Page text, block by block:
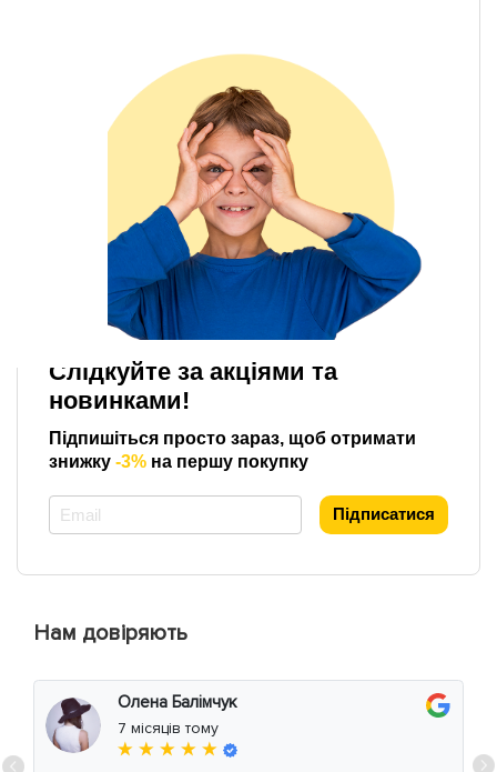
Слідкуйте за акціями та
новинками!
Підпишіться просто зараз, щоб отримати
знижку -3% на першу покупку
Підписатися
Нам довіряють
Олена Балімчук
7 місяців тому
★ ★ ★ ★ ★